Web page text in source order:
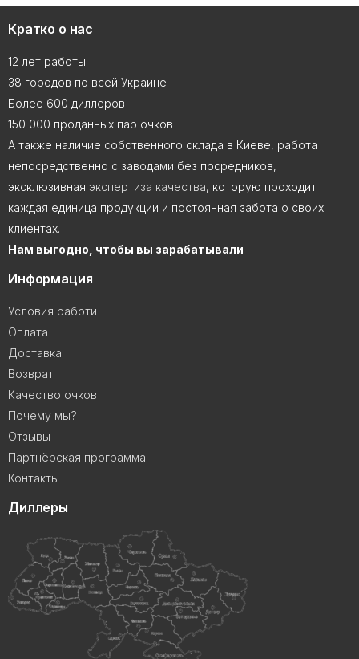
Кратко о нас
12 лет работы
38 городов по всей Украине
Более 600 диллеров
150 000 проданных пар очков
А также наличие собственного склада в Киеве, работа
непосредственно с заводами без посредников,
эксклюзивная экспертиза качества, которую проходит
каждая единица продукции и постоянная забота о своих
клиентах.
Нам выгодно, чтобы вы зарабатывали
Информация
Условия работи
Оплата
Доставка
Возврат
Качество очков
Почему мы?
Отзывы
Партнёрская программа
Контакты
Диллеры